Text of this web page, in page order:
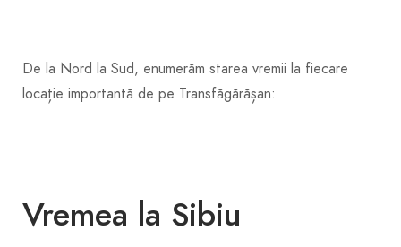
De la Nord la Sud, enumerăm starea vremii la fiecare
locație importantă de pe Transfăgărășan:
Vremea la Sibiu